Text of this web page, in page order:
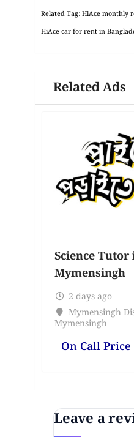
Related Tag: HiAce monthly
HiAce car for rent in
Related Ads
Science Tutor
Mymensingh
2 days ago
Mymensingh
Mymensingh
On Call Price
Leave a